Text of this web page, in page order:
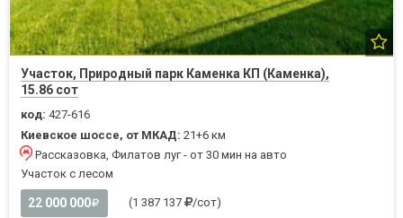
Участок, Природный парк Каменка КП (Каменка),
15.86 сот
код: 427-616
Киевское шоссе, от МКАД: 21+6 км
Рассказовка, Филатов луг - от 30 мин на авто
Участок с лесом
22 000 000 (1 387 137 /сот)